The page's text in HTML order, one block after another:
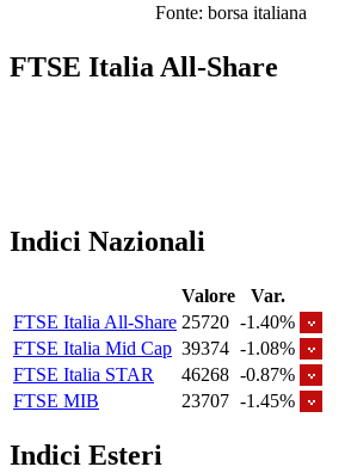
Fonte: borsa italiana
FTSE Italia All-Share
Indici Nazionali
Valore
Var.
FTSE Italia All-Share 25720 -1.40%
FTSE Italia Mid Cap 39374 -1.08%
FTSE Italia STAR
46268 -0.87%
FTSE MIB
23707 -1.45%
Indici Esteri